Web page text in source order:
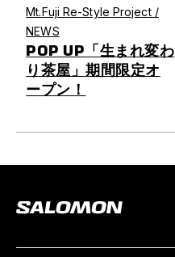
Mt.Fuji Re-Style Project /
NEWS
POP UP「生まれ変わ
り茶屋」期間限定オ
ープン！